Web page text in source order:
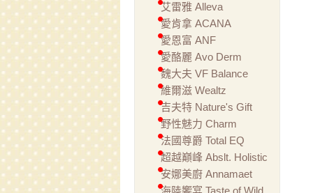
艾雷雅 Alleva
愛肯拿 ACANA
愛恩富 ANF
愛酪麗 Avo Derm
魏大夫 VF Balance
維爾滋 Wealtz
吉夫特 Nature's Gift
野性魅力 Charm
法國尊爵 Total EQ
超越巔峰 Abslt. Holistic
安娜美廚 Annamaet
海陸饗宴 Taste of Wild